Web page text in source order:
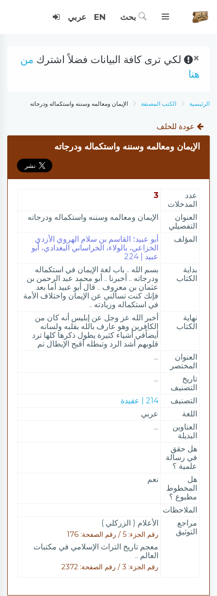
بحث EN عربي
× لكي ترى كافة البيانات فضلاً اشترك من
هنا
الرئيسية الكتب المصنفة الإيمان ومعالمه وسننه واستكماله ودرجاته
عودة للخلف
الإيمان ومعالمه وسننه واستكماله ودرجاته
عدد
المدخلات
3
العنوان
التفصيلي
الإيمان ومعالمه وسننه واستكماله ودرجاته
المؤلف
أبو عبيد؛ القاسم بن سلام الهروي الأزدي
الخزاعي، بالولاء، الخراساني البغدادي، أبو
عبيد | 224
بداية
الكتاب
بسم الله .. باب لغة الإيمان في استكماله
ودرجاته .. أخبرنا .. أبو محمد عبد الرحمن بن
عثمان بن معروف .. قال أبو عبيد أما بعد
فإنك كنت تسألني عن الإيمان واختلاف الأمة
في استكماله وزيادته ..
نهاية
الكتاب
أخبر الله عز وجل عن إبليس أنه كان من
الكافرين وهو عارف بالله بقلبه ولسانه
أيضاًفي أشياء كثيرة يطول ذكرها كلها ترد
قلوبهم أشد الرد وتبطله أقبح الإبطال تم
العنوان
المختصر
...
تاريخ
التصنيف
...
التصنيف
214 | عقيدة
اللغة
عربي
العناوين
البديلة
...
هل حقق
في رسالة
علمية ؟
هل
المخطوط
مطبوع ؟
نعم
الملاحظات
مراجع
التوثيق
الأعلام ( الزركلي )
رقم الجزء: 5 / رقم الصفحة: 176
معجم تاريخ التراث الإسلامي في مكتبات
العالم ..
رقم الجزء: 3 / رقم الصفحة: 2372